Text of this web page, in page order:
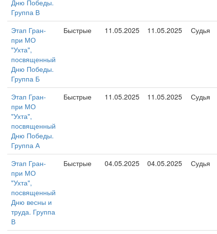
Дню Победы.
Группа В
Этап Гран-
при МО
"Ухта",
посвященный
Дню Победы.
Группа Б
Быстрые 11.05.2025 11.05.2025 Судья
Этап Гран-
при МО
"Ухта",
посвященный
Дню Победы.
Группа А
Быстрые 11.05.2025 11.05.2025 Судья
Этап Гран-
при МО
"Ухта",
посвященный
Дню весны и
труда. Группа
В
Быстрые 04.05.2025 04.05.2025 Судья